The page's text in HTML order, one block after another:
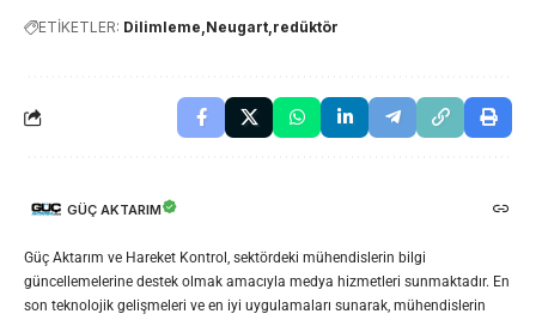
ETİKETLER: Dilimleme Neugart redüktör
GÜÇ AKTARIM
Güç Aktarım ve Hareket Kontrol, sektördeki mühendislerin bilgi
güncellemelerine destek olmak amacıyla medya hizmetleri sunmaktadır. En
son teknolojik gelişmeleri ve en iyi uygulamaları sunarak, mühendislerin